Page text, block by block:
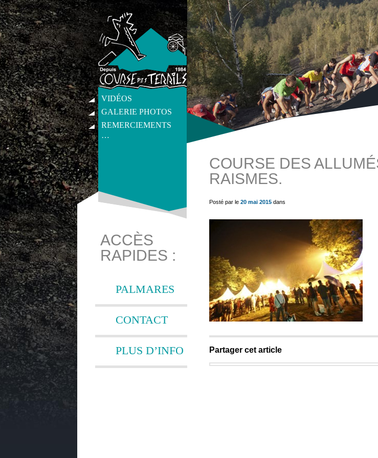
VIDÉOS
GALERIE PHOTOS
REMERCIEMENTS
…
get_post_meta(get_the_ID(), 'thumb', true) ?>
ACCÈS
RAPIDES :
PALMARES
CONTACT
PLUS D’INFO
COURSE DES
RAISMES.
Posté par le 20 mai 2015 dans
Partager cet article